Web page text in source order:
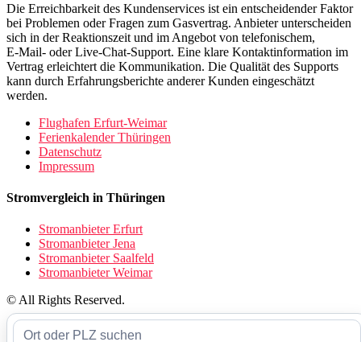
Die Erreichbarkeit des Kundenservices ist ein entscheidender Faktor
bei Problemen oder Fragen zum Gasvertrag. Anbieter unterscheiden
sich in der Reaktionszeit und im Angebot von telefonischem,
E‑Mail‑ oder Live‑Chat‑Support. Eine klare Kontaktinformation im
Vertrag erleichtert die Kommunikation. Die Qualität des Supports
kann durch Erfahrungsberichte anderer Kunden eingeschätzt
werden.
Flughafen Erfurt-Weimar
Ferienkalender Thüringen
Datenschutz
Impressum
Stromvergleich in Thüringen
Stromanbieter Erfurt
Stromanbieter Jena
Stromanbieter Saalfeld
Stromanbieter Weimar
© All Rights Reserved.